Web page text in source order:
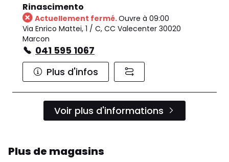
Rinascimento
Actuellement fermé.Ouvre à 09:00
Via Enrico Mattei, 1 / C, CC Valecenter 30020
Marcon
041 595 1067
Plus d'infos
Voir plus d'informations
Plus de magasins